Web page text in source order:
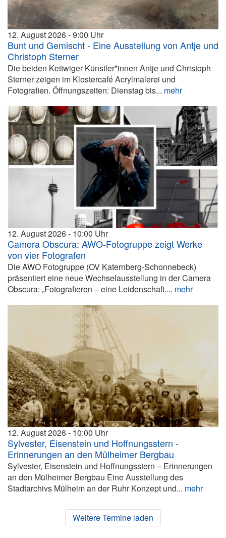
12. August 2026 9:00
Bunt und Gemischt - Eine Ausstellung von Antje und
Christoph Sterner
Die beiden Kettwiger Künstler*innen Antje und Christoph
Sterner zeigen im Klostercafé Acrylmalerei und
Fotografien. Öffnungszeiten: Dienstag bis... mehr
12. August 2026 10:00
Camera Obscura: AWO-Fotogruppe zeigt Werke
von vier Fotografen
Die AWO Fotogruppe (OV Katernberg-Schonnebeck)
präsentiert eine neue Wechselausstellung in der Camera
Obscura: „Fotografieren – eine Leidenschaft.... mehr
12. August 2026 10:00
Sylvester, Eisenstein und Hoffnungsstern -
Erinnerungen an den Mülheimer Bergbau
Sylvester, Eisenstein und Hoffnungsstern – Erinnerungen
an den Mülheimer Bergbau Eine Ausstellung des
Stadtarchivs Mülheim an der Ruhr Konzept und... mehr
Weitere Termine laden